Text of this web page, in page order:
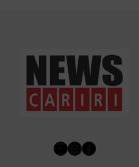
Youtube
Instagram
Facebook